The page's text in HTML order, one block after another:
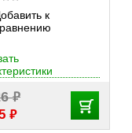
к
₽
₽